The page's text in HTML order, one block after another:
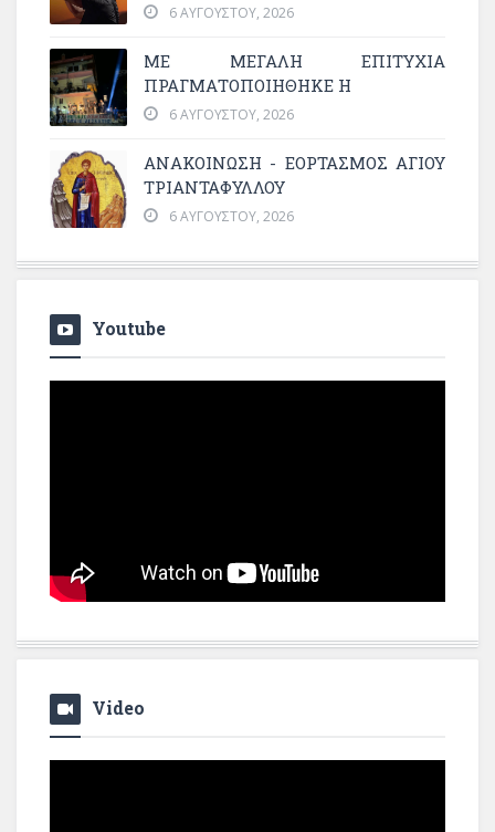
6 ΑΥΓΟΎΣΤΟΥ, 2026
ΜΕ ΜΕΓΆΛΗ ΕΠΙΤΥΧΊΑ
ΠΡΑΓΜΑΤΟΠΟΙΉΘΗΚΕ Η
6 ΑΥΓΟΎΣΤΟΥ, 2026
ΑΝΑΚΟΙΝΩΣΗ - ΕΟΡΤΑΣΜΟΣ ΑΓΙΟΥ
ΤΡΙΑΝΤΑΦΥΛΛΟΥ
6 ΑΥΓΟΎΣΤΟΥ, 2026
Youtube
Video